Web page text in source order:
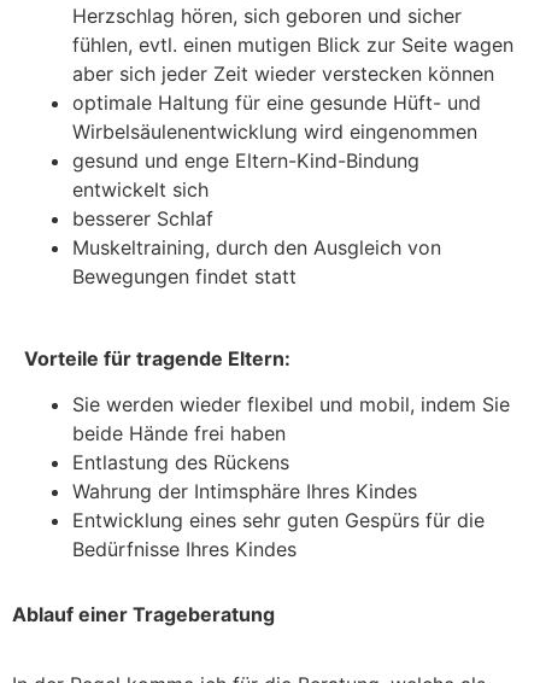
Herzschlag hören, sich geboren und sicher
fühlen, evtl. einen mutigen Blick zur Seite wagen
aber sich jeder Zeit wieder verstecken können
optimale Haltung für eine gesunde Hüft- und
Wirbelsäulenentwicklung wird eingenommen
gesund und enge Eltern-Kind-Bindung
entwickelt sich
besserer Schlaf
Muskeltraining, durch den Ausgleich von
Bewegungen findet statt
Vorteile für tragende Eltern:
Sie werden wieder flexibel und mobil, indem Sie
beide Hände frei haben
Entlastung des Rückens
Wahrung der Intimsphäre Ihres Kindes
Entwicklung eines sehr guten Gespürs für die
Bedürfnisse Ihres Kindes
Ablauf einer Trageberatung